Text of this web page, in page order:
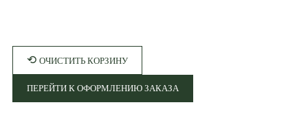
⟲ ОЧИСТИТЬ КОРЗИНУ
ПЕРЕЙТИ К ОФОРМЛЕНИЮ ЗАКАЗА